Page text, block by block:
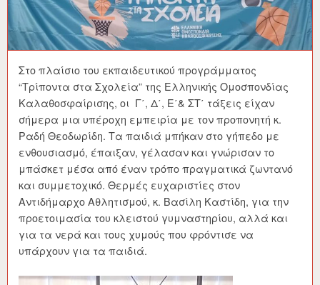
Στο πλαίσιο του εκπαιδευτικού προγράμματος
“Τρίποντα στα Σχολεία” της Ελληνικής Ομοσπονδίας
Καλαθοσφαίρισης, οι Γ΄, Δ΄, Ε΄& ΣΤ΄ τάξεις είχαν
σήμερα μια υπέροχη εμπειρία με τον προπονητή κ.
Ραδή Θεοδωρίδη. Τα παιδιά μπήκαν στο γήπεδο με
ενθουσιασμό, έπαιξαν, γέλασαν και γνώρισαν το
μπάσκετ μέσα από έναν τρόπο πραγματικά ζωντανό
και συμμετοχικό. Θερμές ευχαριστίες στον
Αντιδήμαρχο Αθλητισμού, κ. Βασίλη Καστίδη, για την
προετοιμασία του κλειστού γυμναστηρίου, αλλά και
για τα νερά και τους χυμούς που φρόντισε να
υπάρχουν για τα παιδιά.